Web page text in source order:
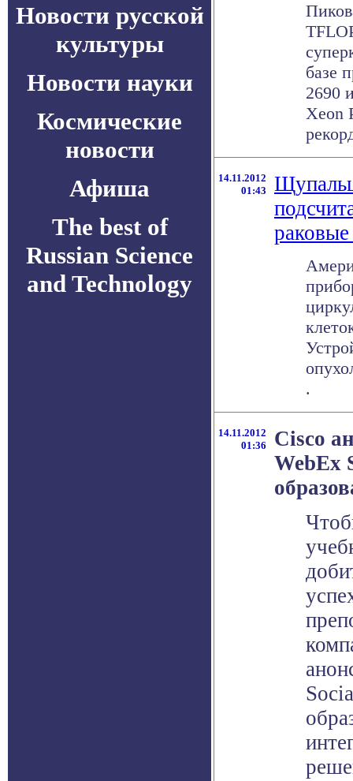
Новости русской
культуры
Новости науки
Космические
новости
Афиша
The best of
Russian Science
and Technology
базе
2690
Xeon
14.11.2012
01:43
раковые
.
14.11.2012
01:36
Cisco
WebEx